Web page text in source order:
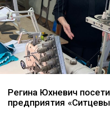
Регина Юхневич
предприятия